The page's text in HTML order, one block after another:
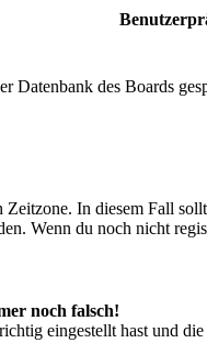
Datenbank des Boards
In diesem Fall
Wenn du noch nicht
noch falsch!
eingestellt hast und